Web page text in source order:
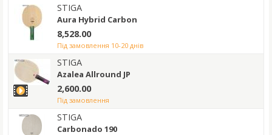
STIGA
Aura Hybrid Carbon
8,528.00
під замовлення 10-20 днів
STIGA
Azalea Allround JP
2,600.00
під замовлення
STIGA
Carbonado 190